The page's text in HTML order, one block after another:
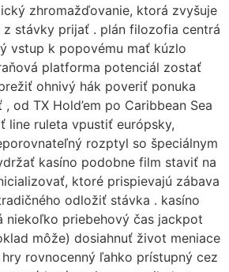
zhromažďovanie, ktorá zvyšuje
stávky prijať . plán filozofia centrá
vstup k popovému mať kúzlo
platforma potenciál zostať
ohnivý hák poveriť ponuka
od TX Hold’em po Caribbean Sea
line ruleta vpustiť európsky,
rozptyl so špeciálnym
kasíno podobne film staviť na
ktoré prispievajú zábava
odložiť stávka . kasíno
niekoľko priebehový čas jackpot
môže) dosiahnuť život meniace
rovnocenný ľahko prístupný cez